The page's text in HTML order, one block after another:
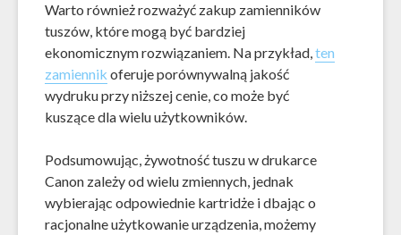
Warto również rozważyć zakup zamienników
tuszów, które mogą być bardziej
ekonomicznym rozwiązaniem. Na przykład,ten
zamiennik oferuje porównywalną jakość
wydruku przy niższej cenie, co może być
kuszące dla wielu użytkowników.
Podsumowując, żywotność tuszu w drukarce
Canon zależy od wielu zmiennych, jednak
wybierając odpowiednie kartridże i dbając o
racjonalne użytkowanie urządzenia, możemy